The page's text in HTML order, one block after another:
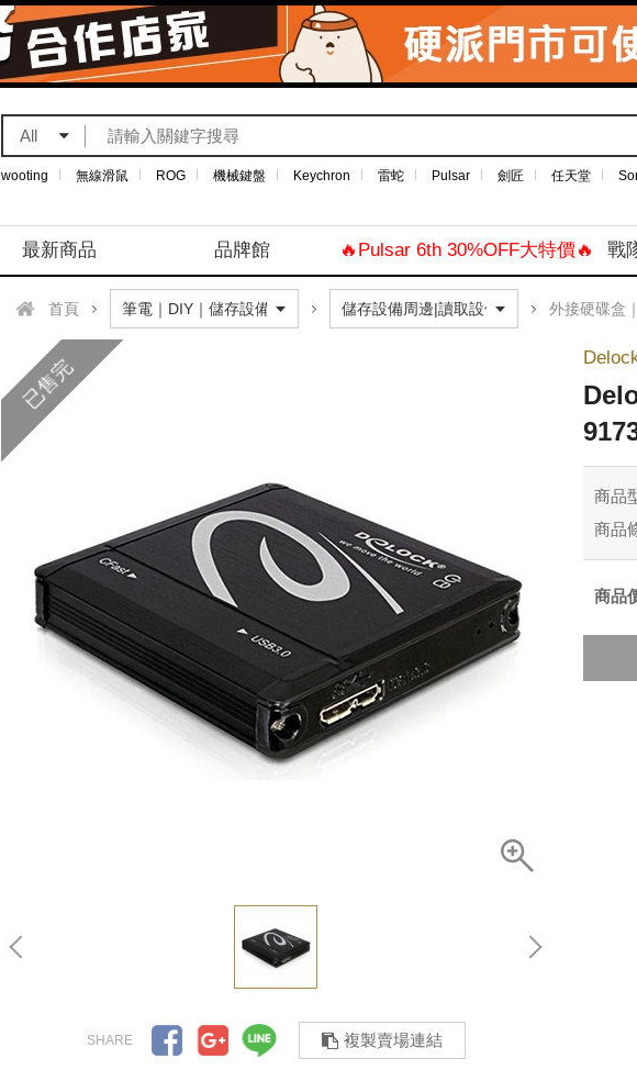
All
wooting 無線滑鼠 ROG 機械鍵盤 Keychron 雷蛇 Pulsar 劍匠 任天堂
最新商品 品牌館 🔥Pulsar 6th 30%OFF大特價🔥 戰
首頁 外接硬碟盒
已售完
複製賣場連結
商品
商品
商品